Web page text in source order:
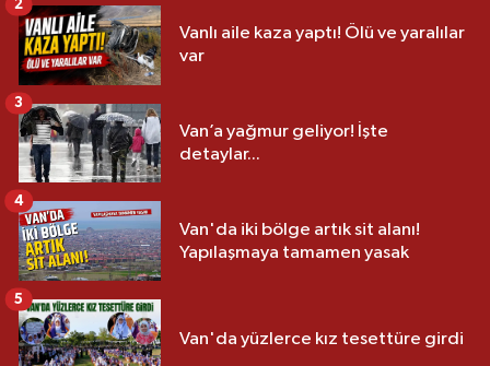
Vanlı aile kaza yaptı! Ölü ve yaralılar
var
2
Van’a yağmur geliyor! İşte
detaylar...
3
Van'da iki bölge artık sit alanı!
Yapılaşmaya tamamen yasak
4
Van'da yüzlerce kız tesettüre girdi
5